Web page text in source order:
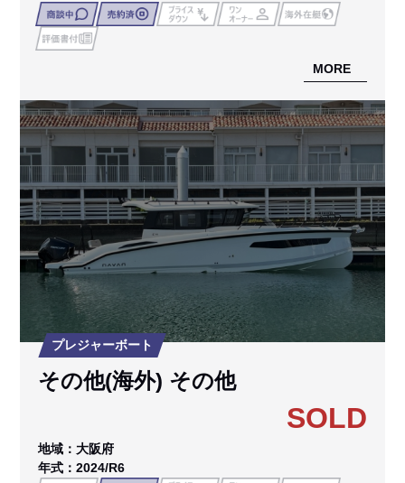
MORE
プレジャーボート
その他(海外) その他
SOLD
地域：大阪府
年式：2024/R6